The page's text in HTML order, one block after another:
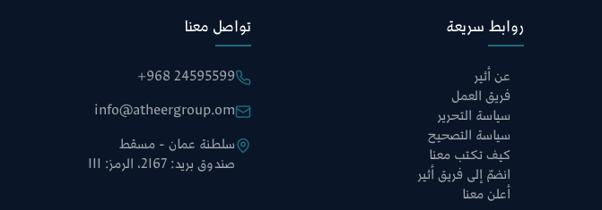
روابط سريعة
عن أثير
فريق العمل
سياسة التحرير
سياسة التصحيح
كيف تكتب معنا
انضمّ إلى فريق أثير
أعلن معنا
تواصل معنا
+968 24595599
info@atheergroup.om
سلطنة عمان - مسقط
صندوق بريد: 2167، الرمز: 111